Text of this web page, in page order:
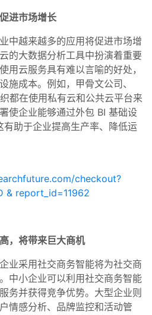
进市场增长
中越来越多的应用将促进市场增
的大数据分析工具中扮演着重要
用云服务具有难以言喻的好处，
施成本。例如，甲骨文公司、
都在使用私有云和公共云平台来
使企业能够通过外包 BI 基础设
助于企业提高生产率、降低运
checkout?
& report_id=11962
，将带来巨大商机
业采用社交商务智能将为社交商
中小企业可以利用社交商务智能
务并获得竞争优势。大型企业则
情感分析、品牌监控和活动管